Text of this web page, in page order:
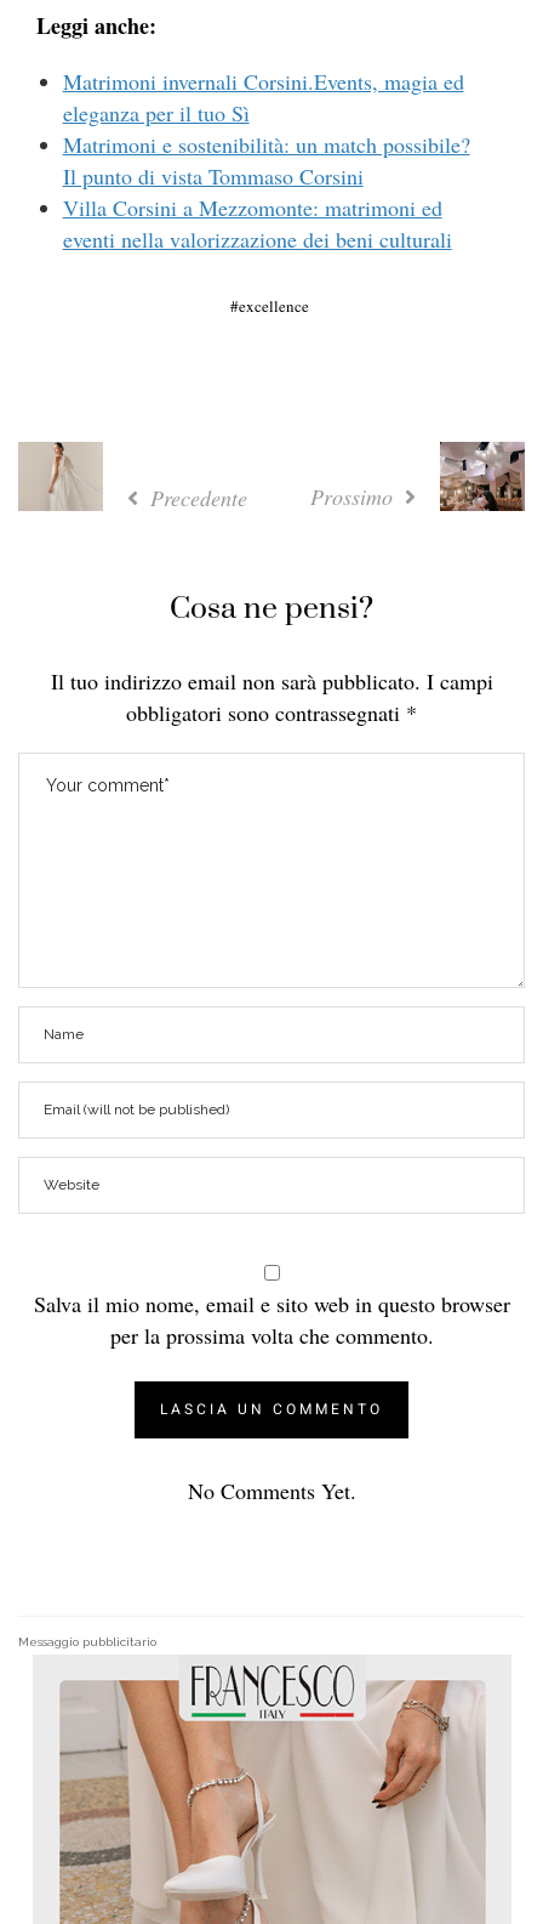
Leggi anche:
Matrimoni invernali Corsini.Events, magia ed
eleganza per il tuo Sì
Matrimoni e sostenibilità: un match possibile?
Il punto di vista Tommaso Corsini
Villa Corsini a Mezzomonte: matrimoni ed
eventi nella valorizzazione dei beni culturali
excellence
Precedente Prossimo
Cosa ne pensi?
Il tuo indirizzo email non sarà pubblicato. I campi
obbligatori sono contrassegnati *
Salva il mio nome, email e sito web in questo browser
per la prossima volta che commento.
No Comments Yet.
Messaggio pubblicitario